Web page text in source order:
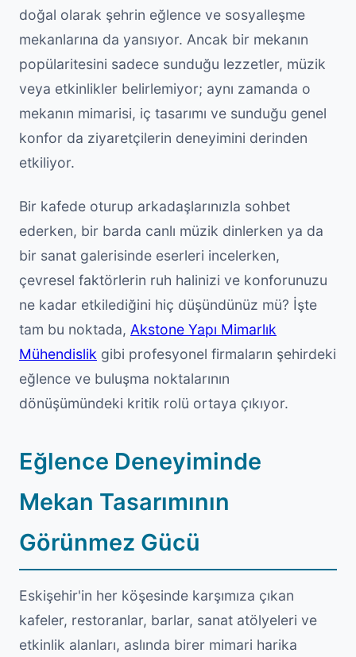
doğal olarak şehrin eğlence ve sosyalleşme
mekanlarına da yansıyor. Ancak bir mekanın
popülaritesini sadece sunduğu lezzetler, müzik
veya etkinlikler belirlemiyor; aynı zamanda o
mekanın mimarisi, iç tasarımı ve sunduğu genel
konfor da ziyaretçilerin deneyimini derinden
etkiliyor.
Bir kafede oturup arkadaşlarınızla sohbet
ederken, bir barda canlı müzik dinlerken ya da
bir sanat galerisinde eserleri incelerken,
çevresel faktörlerin ruh halinizi ve konforunuzu
ne kadar etkilediğini hiç düşündünüz mü? İşte
tam bu noktada, Akstone Yapı Mimarlık
Mühendislik gibi profesyonel firmaların şehirdeki
eğlence ve buluşma noktalarının
dönüşümündeki kritik rolü ortaya çıkıyor.
Eğlence Deneyiminde
Mekan Tasarımının
Görünmez Gücü
Eskişehir'in her köşesinde karşımıza çıkan
kafeler, restoranlar, barlar, sanat atölyeleri ve
etkinlik alanları, aslında birer mimari harika